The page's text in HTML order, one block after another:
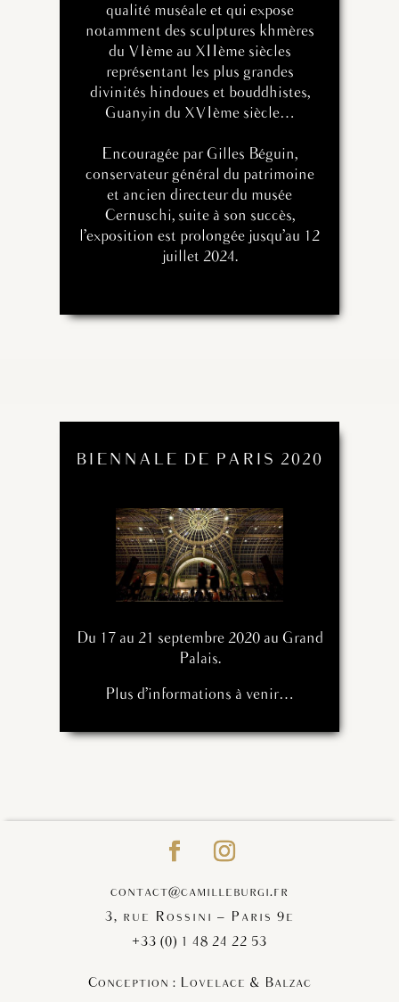
qualité muséale et qui expose
notamment des sculptures khmères
du VIème au XIIème siècles
représentant les plus grandes
divinités hindoues et bouddhistes,
Guanyin du XVIème siècle…
Encouragée par Gilles Béguin,
conservateur général du patrimoine
et ancien directeur du musée
Cernuschi, suite à son succès,
l’exposition est prolongée jusqu’au 12
juillet 2024.
BIENNALE DE PARIS 2020
Du 17 au 21 septembre 2020 au Grand
Palais.
Plus d’informations à venir…
contact@camilleburgi.fr
3, rue Rossini – Paris 9e
+33 (0) 1 48 24 22 53
Conception : Lovelace & Balzac